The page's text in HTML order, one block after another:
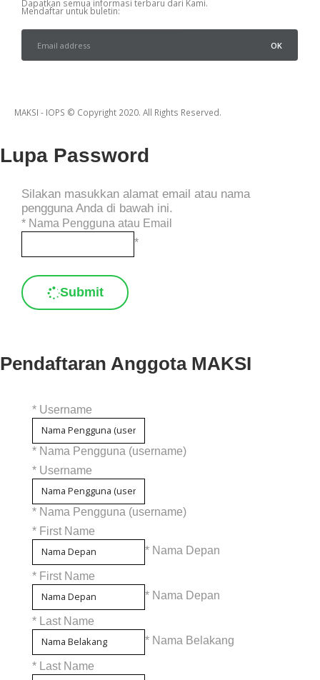
Dapatkan semua informasi terbaru dari Kami.
Mendaftar untuk buletin:
MAKSI - IOPS © Copyright 2020. All Rights Reserved.
Lupa Password
Silakan masukkan alamat email atau nama
pengguna Anda di bawah ini.
* Nama Pengguna atau Email
*
Submit
Pendaftaran Anggota MAKSI
* Username
* Nama Pengguna (username)
* Username
* Nama Pengguna (username)
* First Name
* Nama Depan
* First Name
* Nama Depan
* Last Name
* Nama Belakang
* Last Name